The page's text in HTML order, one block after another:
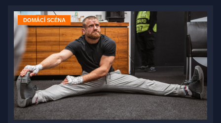
DOMÁCÍ SCÉNA